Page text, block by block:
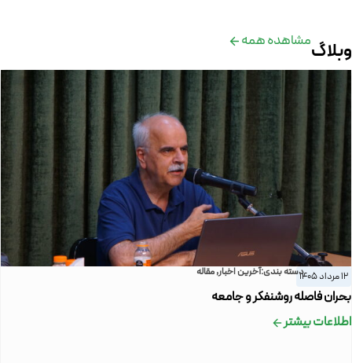
وبلاگمشاهده همه
12 مرداد 1405 دسته بندی:آخرین اخبار,مقاله
بحران فاصله روشنفکر و جامعه
اطلاعات بیشتر